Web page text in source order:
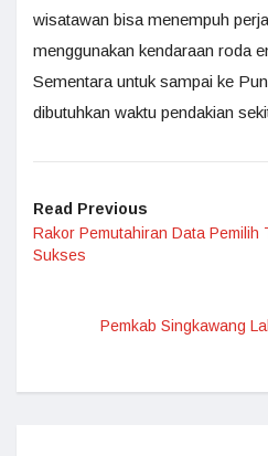
wisatawan bisa menempuh
menggunakan kendaraan roda
Sementara untuk sampai ke
dibutuhkan waktu pendakian
Read Previous
Rakor Pemutahiran Data Pemilih
Sukses
Pemkab Singkawang